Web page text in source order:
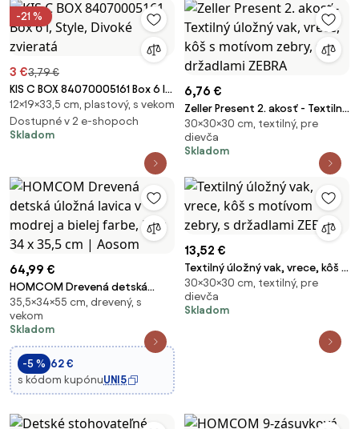
-21 %
3 €3,79 €
KIS C BOX 84070005161 Box 6 l,
Style, Divoké zvieratá
12×19×33,5 cm, plastový, s vekom
Dostupné v 2 e-shopoch
Skladom
6,76 €
Zeller Present 2. akosť - Textilný
úložný vak, vrece, kôš s
motívom zebry, s držadlami
ZEBRA
30×30×30 cm, textilný, pre
dievča
Skladom
64,99 €
HOMCOM Drevená detská
úložná lavica v modrej a bielej
farbe, 55 x 34 x 35,5 cm |
Aosom
35,5×34×55 cm, drevený, s
vekom
Skladom
-5 % 62 €
s kódom kupónuUNI5
13,52 €
Textilný úložný vak, vrece, kôš s
motívom zebry, s držadlami
ZEBRA
30×30×30 cm, textilný, pre
dievča
Skladom